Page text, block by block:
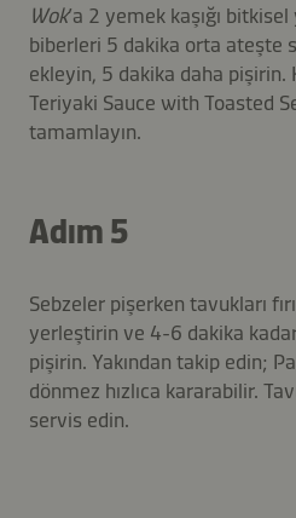
Wok’a 2 yemek kaşığı
biberleri 5 dakika orta ateşte
ekleyin, 5 dakika daha pişirin.
Teriyaki Sauce with Toasted
tamamlayın.
Adım 5
Sebzeler pişerken tavukları
yerleştirin ve 4-6 dakika
pişirin. Yakından takip edin;
dönmez hızlıca kararabilir.
servis edin.